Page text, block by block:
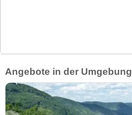
Angebote in der Umgebung